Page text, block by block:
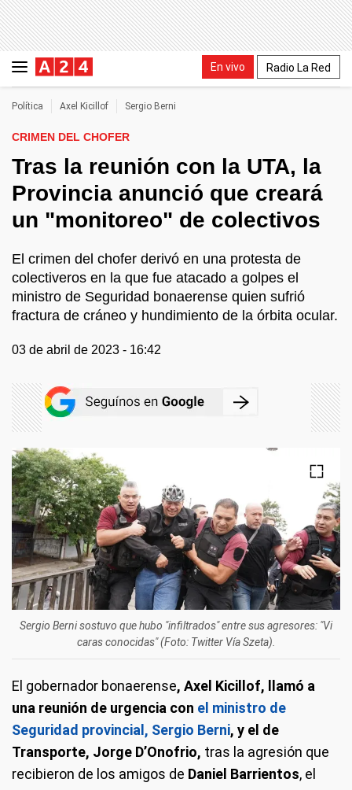
En vivo Radio La Red
Política Axel Kicillof Sergio Berni
CRIMEN DEL CHOFER
Tras la reunión con la UTA, la
Provincia anunció que creará
un "monitoreo" de colectivos
El crimen del chofer derivó en una protesta de
colectiveros en la que fue atacado a golpes el
ministro de Seguridad bonaerense quien sufrió
fractura de cráneo y hundimiento de la órbita ocular.
03 de abril de 2023 - 16:42
Sergio Berni sostuvo que hubo "infiltrados" entre sus agresores: "Vi
caras conocidas" (Foto: Twitter Vía Szeta).
El gobernador bonaerense, Axel Kicillof, llamó a
una reunión de urgencia con el ministro de
Seguridad provincial, Sergio Berni, y el de
Transporte, Jorge D’Onofrio, tras la agresión que
recibieron de los amigos de Daniel Barrientos, el